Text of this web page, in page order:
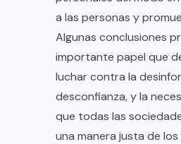
a las personas y
Algunas conclusiones
importante papel que
luchar contra la
desconfianza, y la
que todas las
una manera justa de